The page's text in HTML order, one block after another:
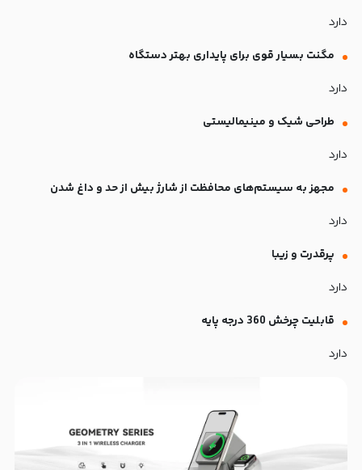
دارد
مگنت بسیار قوی برای پایداری بهتر دستگاه
دارد
طراحی شیک و مینیمالیستی
دارد
مجهز به سیستم‌های محافظت از شارژ بیش از حد و داغ شدن
دارد
پرقدرت و زیبا
دارد
قابلیت چرخش 360 درجه پایه
دارد